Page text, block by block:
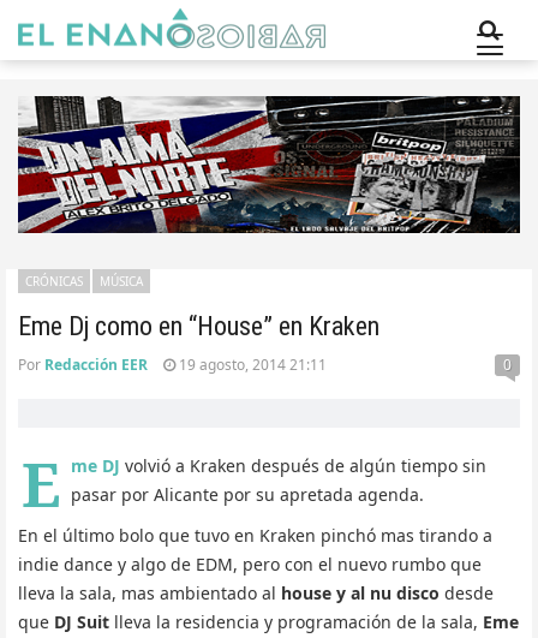
Eme Dj como en “House” en Kraken
CRÓNICAS MÚSICA
Por Redacción EER 19 agosto, 2014 21:11 0
E me DJ volvió a Kraken después de algún tiempo sin
pasar por Alicante por su apretada agenda.
En el último bolo que tuvo en Kraken pinchó mas tirando a
indie dance y algo de EDM, pero con el nuevo rumbo que
lleva la sala, mas ambientado al house y al nu disco desde
que DJ Suit lleva la residencia y programación de la sala, Eme